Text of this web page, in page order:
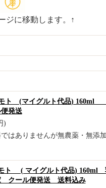
ジに移動します。↑
モト (マイグルト代品)
発送
)
ではありませんが無農薬・無添
ト ( マイグルト代品)
クール便発送 送料込み